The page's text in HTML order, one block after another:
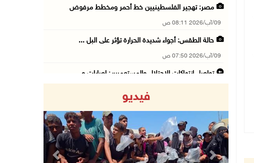
مصر: تهجير الفلسطينيين خط أحمر ومخطط مرفوض
09/آب/2026 08:11 ص
حالة الطقس: أجواء شديدة الحرارة تؤثر على البل ...
09/آب/2026 07:50 ص
تواصل انتهاكات الاحتلال والمستعمرين: إصابات و ...
08/آب/2026 11:05 م
قوات الاحتلال تقتحم مدينة البيرة
08/آب/2026 10:58 م
فيديو
Previous Next